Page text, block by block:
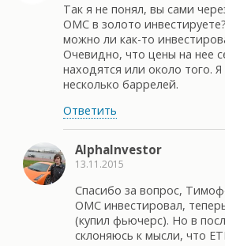
Так я не понял, вы сами
ОМС в золото
можно ли как-то
Очевидно, что цены на нее
находятся или около того.
несколько баррелей.
Ответить
AlphaInvestor
13.11.2015
Спасибо за вопрос,
ОМС инвестировал,
(купил фьючерс). Но в
склоняюсь к мысли, что